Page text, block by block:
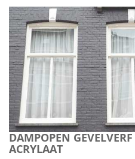
DAMPOPEN
ACRYLAAT